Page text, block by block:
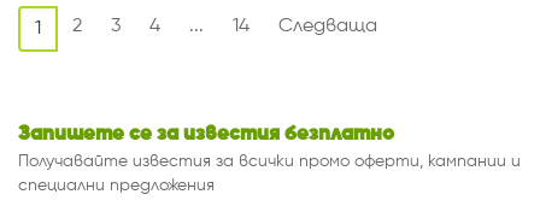
1 2 3 4 ... 14 Следваща
Запишете се за известия безплатно
Получавайте известия за всички промо оферти, кампании и
специални предложения